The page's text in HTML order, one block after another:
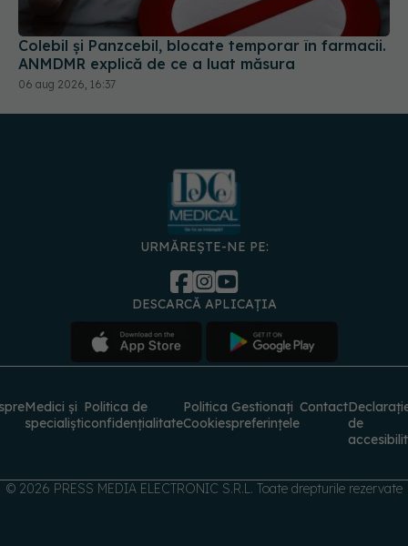
Colebil și Panzcebil, blocate temporar în farmacii.
ANMDMR explică de ce a luat măsura
06 aug 2026, 16:37
URMĂREȘTE-NE PE:
DESCARCĂ APLICAȚIA
specialiști confidențialitate Cookies preferințele
de